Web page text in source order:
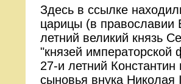
Здесь в ссылке
царицы (в православии
летний великий князь
"князей
27-и летний
сыновья внука Николая